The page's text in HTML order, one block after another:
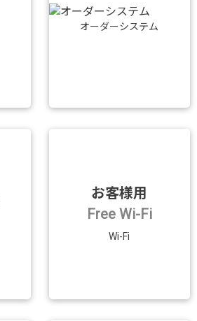
オーダーシステム
お客様用
Free Wi-Fi
Wi-Fi